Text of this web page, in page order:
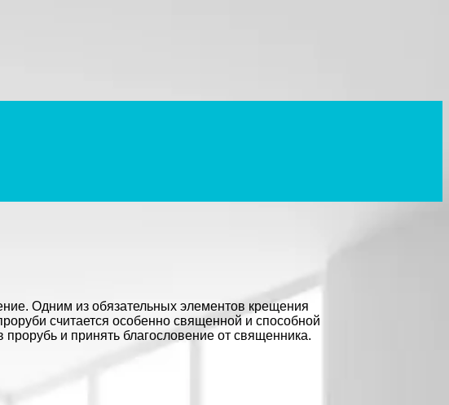
Одним из обязательных элементов крещения
считается особенно священной и способной
и принять благословение от священника.